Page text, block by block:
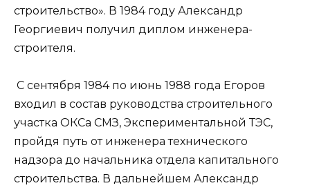
строительство». В 1984 году Александр
Георгиевич получил диплом инженера-
строителя.
С сентября 1984 по июнь 1988 года Егоров
входил в состав руководства строительного
участка ОКСа СМЗ, Экспериментальной ТЭС,
пройдя путь от инженера технического
надзора до начальника отдела капитального
строительства. В дальнейшем Александр